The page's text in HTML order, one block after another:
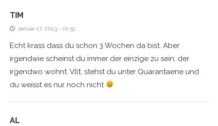
TIM
Januar 17, 2013 - 01:51
Echt krass dass du schon 3 Wochen da bist. Aber
irgendwie scheinst du immer der einzige zu sein, der
irgendwo wohnt. Vllt. stehst du unter Quarantaene und
du weisst es nur noch nicht
AL